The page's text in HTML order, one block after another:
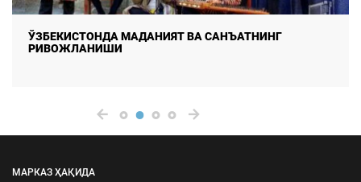
ЎЗБЕКИСТОНДА МАДАНИЯТ ВА САНЪАТНИНГ
РИВОЖЛАНИШИ
МАРКАЗ ҲАҚИДА